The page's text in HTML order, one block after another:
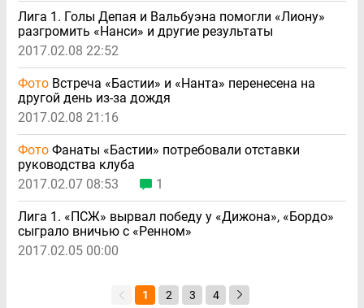
Лига 1. Голы Депая и Вальбуэна помогли «Лиону»
разгромить «Нанси» и другие результаты
2017.02.08 22:52
Фото Встреча «Бастии» и «Нанта» перенесена на
другой день из-за дождя
2017.02.08 21:16
Фото Фанаты «Бастии» потребовали отставки
руководства клуба
2017.02.07 08:53
1
Лига 1. «ПСЖ» вырвал победу у «Дижона», «Бордо»
сыграло вничью с «Ренном»
2017.02.05 00:00
1 2 3 4